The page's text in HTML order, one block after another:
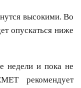
высокими. Во
опускаться ниже
недели и пока не
рекомендует